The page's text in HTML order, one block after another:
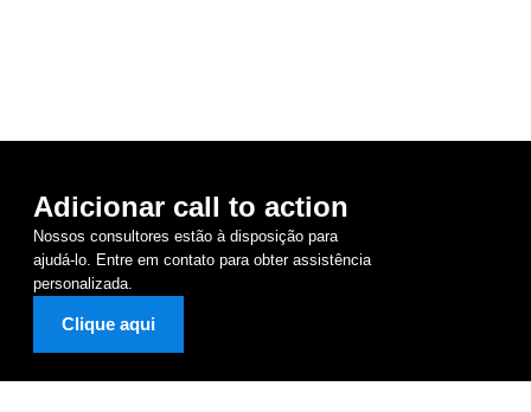
Adicionar call to action
Nossos consultores estão à disposição para
ajudá-lo. Entre em contato para obter assistência
personalizada.
Clique aqui